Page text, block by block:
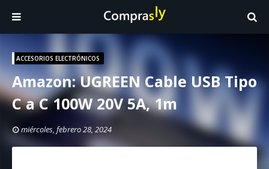
ACCESORIOS ELECTRÓNICOS
Amazon: UGREEN Cable USB Tipo
C a C 100W 20V 5A, 1m
miércoles, febrero 28, 2024